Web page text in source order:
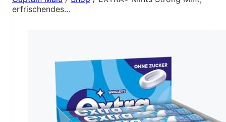
erfrischendes...